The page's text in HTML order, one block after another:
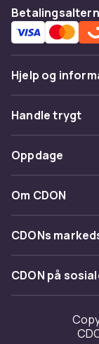
Hjelp og
Vanlige spørsmål
Spor pakke
Angre &
Kontakt oss
Handle trygt
Betaling
Levering
Oppdage
Kategorier
Varemerker
Om CDON
Om oss
Jobbe på CDON
Investor
CDONs
Merchant Help
CDON på